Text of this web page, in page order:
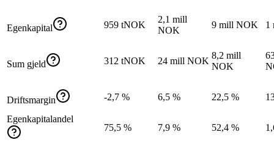
Egenkapital 959 tNOK
2,1 mill
NOK
9 mill NOK 1
Sum gjeld 312 tNOK 24 mill NOK
8,2 mill
NOK
Driftsmargin -2,7 % 6,5 % 22,5 %
Egenkapitalandel
75,5 %
7,9 % 52,4 %